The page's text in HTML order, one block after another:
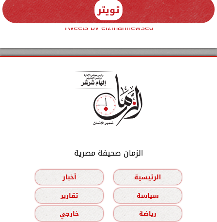
تويتر
Tweets by elzmannewseg
الزمان صحيفة مصرية
الرئيسية
أخبار
سياسة
تقارير
رياضة
خارجي